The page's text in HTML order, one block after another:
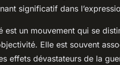
significatif dans
est un mouvement qui se
Elle est souvent
effets dévastateurs de la